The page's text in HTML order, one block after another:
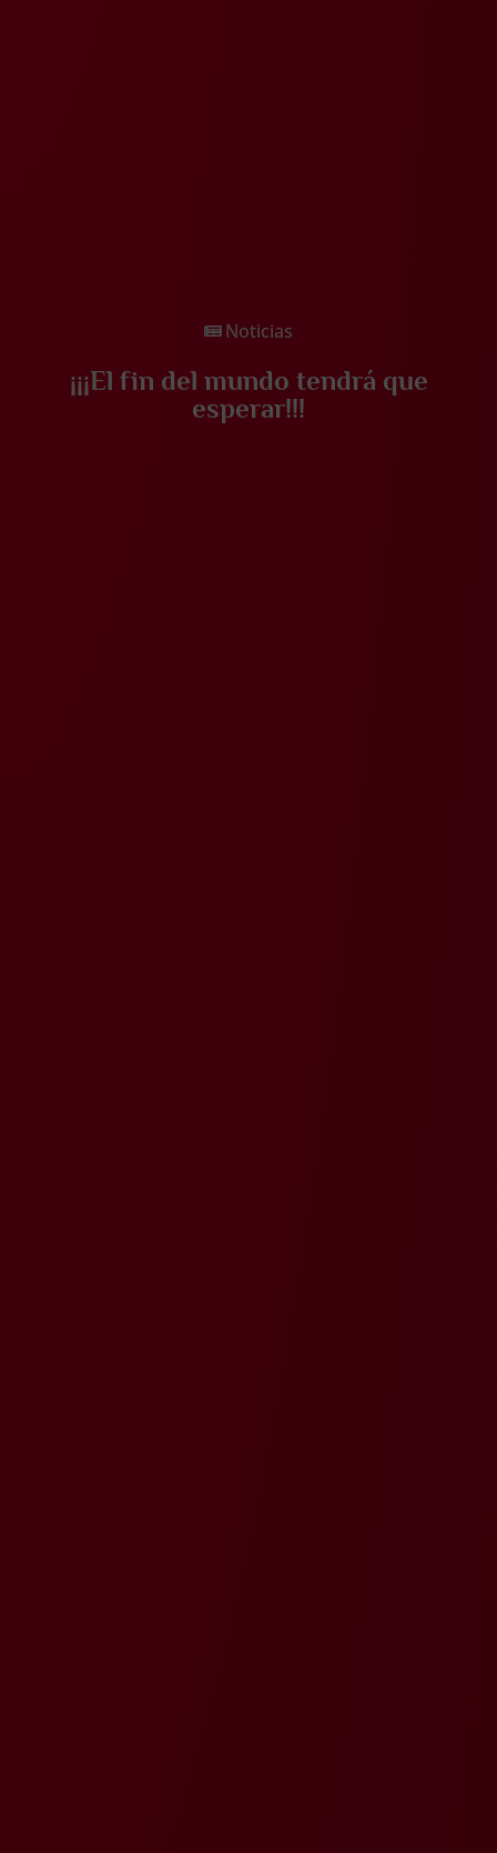
Noticias
¡¡¡El fin del mundo tendrá que
esperar!!!